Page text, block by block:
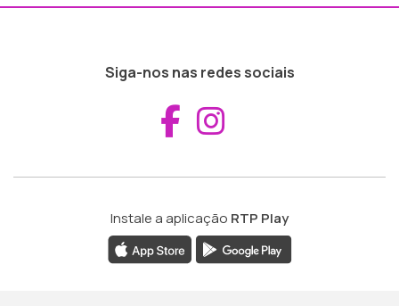
Siga-nos nas redes sociais
Aceder ao
Instale a aplicação RTP Play